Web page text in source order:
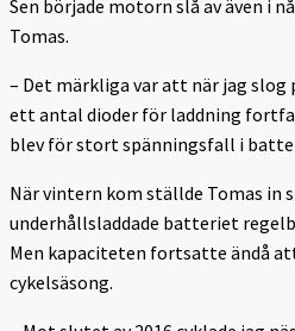
Sen började motorn slå av även i
Tomas.
– Det märkliga var att när jag slog
ett antal dioder för laddning
blev för stort spänningsfall i
När vintern kom ställde Tomas in
underhållsladdade batteriet
Men kapaciteten fortsatte ändå
cykelsäsong.